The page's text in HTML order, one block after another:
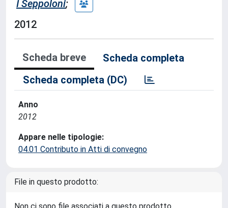
I Seppoloni;
2012
Scheda breve
Scheda completa
Scheda completa (DC)
Anno
2012
Appare nelle tipologie:
04.01 Contributo in Atti di convegno
File in questo prodotto: